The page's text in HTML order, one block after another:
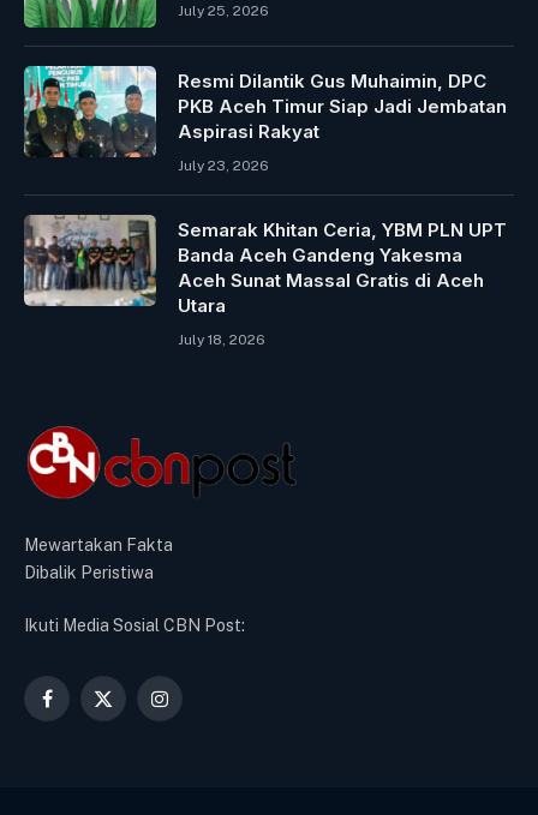
July 25, 2026
Resmi Dilantik Gus Muhaimin, DPC
PKB Aceh Timur Siap Jadi Jembatan
Aspirasi Rakyat
July 23, 2026
Semarak Khitan Ceria, YBM PLN UPT
Banda Aceh Gandeng Yakesma
Aceh Sunat Massal Gratis di Aceh
Utara
July 18, 2026
Mewartakan Fakta
Dibalik Peristiwa
Ikuti Media Sosial CBN Post:
Facebook
X
Instagram